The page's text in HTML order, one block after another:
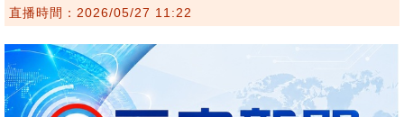
直播時間：2026/05/27 11:22